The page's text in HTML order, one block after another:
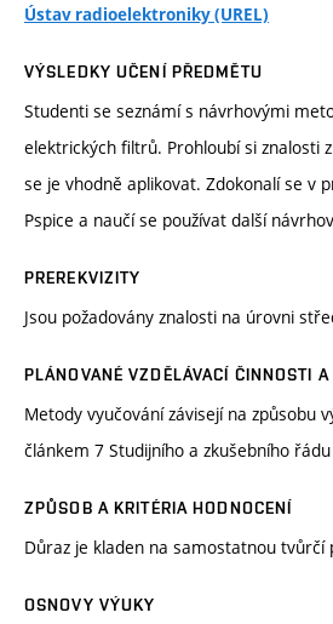
Ústav radioelektroniky (UREL)
VÝSLEDKY UČENÍ PŘEDMĚTU
Studenti se seznámí s návrhovými
elektrických filtrů. Prohloubí si znalosti
se je vhodně aplikovat. Zdokonalí se v
Pspice a naučí se používat další
PREREKVIZITY
Jsou požadovány znalosti na úrovni
PLÁNOVANÉ VZDĚLÁVACÍ ČINNOSTI
Metody vyučování závisejí na způsobu
článkem 7 Studijního a zkušebního řádu
ZPŮSOB A KRITÉRIA HODNOCENÍ
Důraz je kladen na samostatnou tvůrčí
OSNOVY VÝUKY